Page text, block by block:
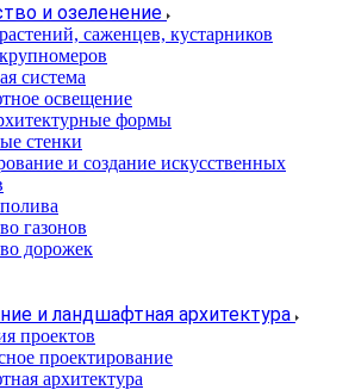
и озеленение
саженцев, кустарников
система
освещение
формы
стенки
и создание искусственных
газонов
дорожек
и ландшафтная архитектура
проектов
проектирование
архитектура